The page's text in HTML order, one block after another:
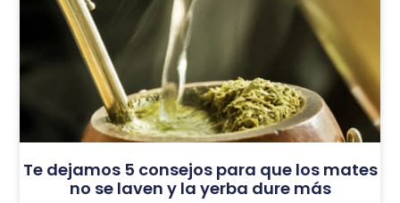
Te dejamos 5 consejos para que los mates
no se laven y la yerba dure más